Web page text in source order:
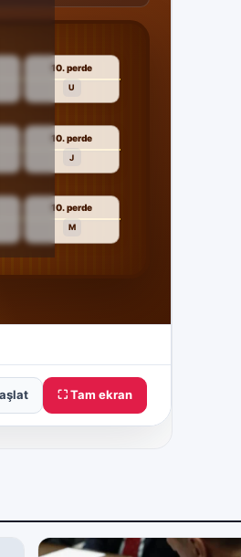
⛶ Tam ekran